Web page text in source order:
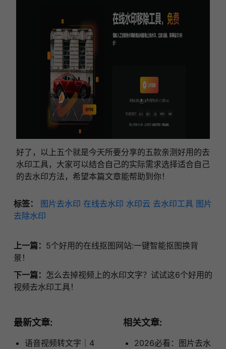
好了，以上五个就是今天所要分享的五款亲测好用的去
水印工具，大家可以结合自己的实际需求选择适合自己
的去水印方法，希望本篇文章能帮助到你！
标签： 图片去水印 在线去水印 水印云 去水印工具 图片
去除水印
上一篇： 5个好用的在线抠图网站:一键智能抠图换背
景！
下一篇： 怎么去掉视频上的水印文字？试试这6个好用的
视频去水印工具！
最新文章:
语音视频转文字｜4
相关文章:
2026必看：图片去水